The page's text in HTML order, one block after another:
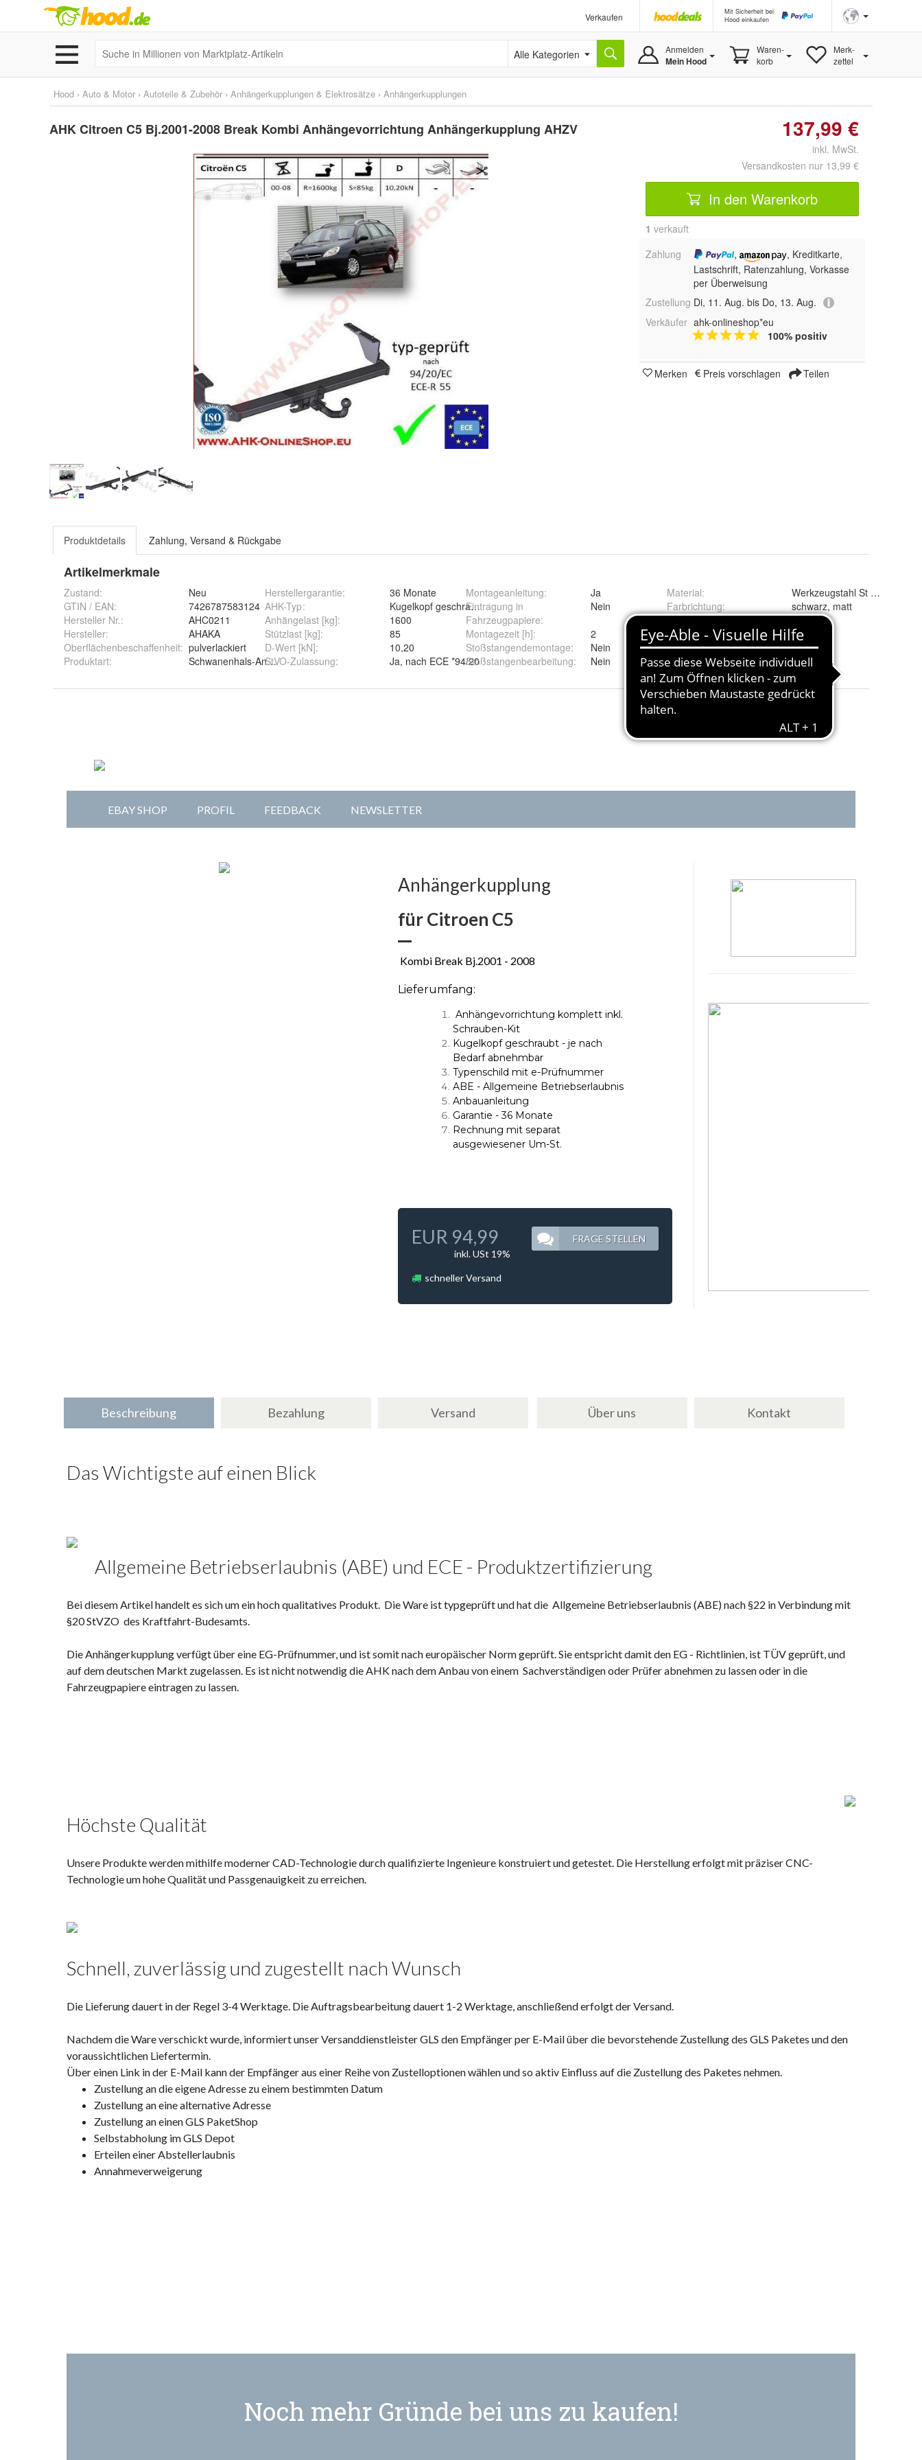
Verkaufen
Mit Sicherheit bei
Hood einkaufen
Alle Kategorien Anmelden
Mein Hood
Waren-
korb
Merk-
zettel
Hood › Auto & Motor › Autoteile & Zubehör › Anhängerkupplungen & Elektrosätze › Anhängerkupplungen
AHK Citroen C5 Bj.2001-2008 Break Kombi Anhängevorrichtung Anhängerkupplung AHZV 137,99 €
inkl. MwSt.
Versandkosten nur 13,99 €
In den Warenkorb
1 verkauft
Zahlung
,
, Kreditkarte,
Lastschrift, Ratenzahlung, Vorkasse
per Überweisung
Zustellung Di, 11. Aug. bis Do, 13. Aug.
Verkäufer ahk-onlineshop*eu
100% positiv
Merken Preis vorschlagen Teilen
Produktdetails Zahlung, Versand & Rückgabe
Artikelmerkmale
Zustand:
Neu
GTIN / EAN:
7426787583124
Hersteller Nr.:
AHC0211
Hersteller:
AHAKA
Oberflächenbeschaffenheit: pulverlackiert
Produktart: Schwanenhals-Anhängerkupplung
Herstellergarantie:
36 Monate
AHK-Typ:
Kugelkopf geschraubt (starr)
Anhängelast [kg]:
1600
Stützlast [kg]:
85
D-Wert [kN]:
10,20
StVO-Zulassung: Ja, nach ECE *94/20
Montageanleitung:
Ja
Eintragung in
Fahrzeugpapiere:
Nein
Montagezeit [h]:
2
Stoßstangendemontage:
Nein
Stoßstangenbearbeitung: Nein
Material:
Werkzeugstahl St 52-3
Farbrichtung:
schwarz, matt
Schutzkappe:
Ja
Fahrradträger geeignet
Ja
Anhängelast [kg:
1600
Stützlast [kg: 85